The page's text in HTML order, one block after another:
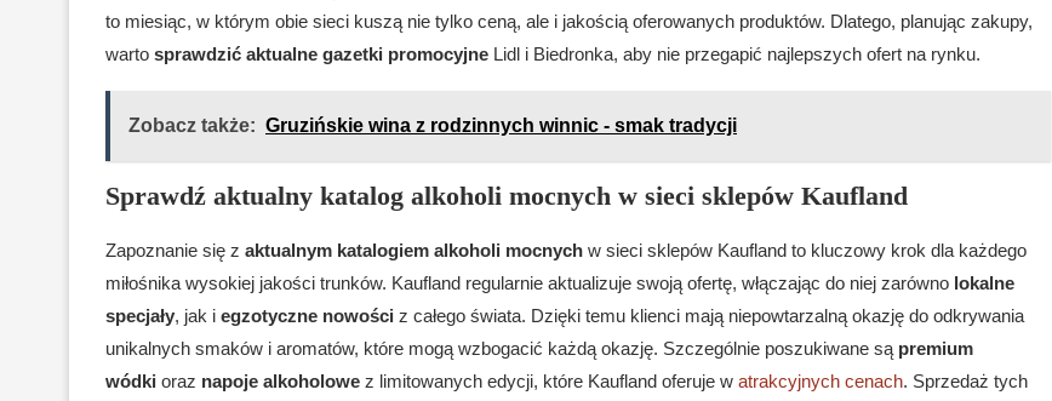
to miesiąc, w którym obie sieci kuszą nie tylko ceną, ale i jakością oferowanych produktów. Dlatego, planując zakupy,
warto sprawdzić aktualne gazetki promocyjne Lidl i Biedronka, aby nie przegapić najlepszych ofert na rynku.
Zobacz także: Gruzińskie wina z rodzinnych winnic - smak tradycji
Sprawdź aktualny katalog alkoholi mocnych w sieci sklepów Kaufland
Zapoznanie się z aktualnym katalogiem alkoholi mocnych w sieci sklepów Kaufland to kluczowy krok dla każdego
miłośnika wysokiej jakości trunków. Kaufland regularnie aktualizuje swoją ofertę, włączając do niej zarówno lokalne
specjały, jak i egzotyczne nowości z całego świata. Dzięki temu klienci mają niepowtarzalną okazję do odkrywania
unikalnych smaków i aromatów, które mogą wzbogacić każdą okazję. Szczególnie poszukiwane są premium
wódki oraz napoje alkoholowe z limitowanych edycji, które Kaufland oferuje w atrakcyjnych cenach. Sprzedaż tych